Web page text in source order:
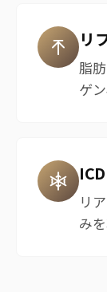
リ
脂
ゲ
リ
み